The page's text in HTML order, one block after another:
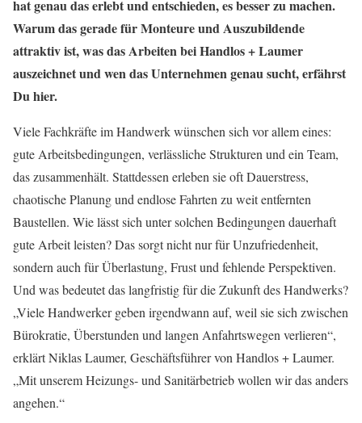
hat genau das erlebt und entschieden, es besser zu machen.
Warum das gerade für Monteure und Auszubildende
attraktiv ist, was das Arbeiten bei Handlos + Laumer
auszeichnet und wen das Unternehmen genau sucht, erfährst
Du hier.
Viele Fachkräfte im Handwerk wünschen sich vor allem eines:
gute Arbeitsbedingungen, verlässliche Strukturen und ein Team,
das zusammenhält. Stattdessen erleben sie oft Dauerstress,
chaotische Planung und endlose Fahrten zu weit entfernten
Baustellen. Wie lässt sich unter solchen Bedingungen dauerhaft
gute Arbeit leisten? Das sorgt nicht nur für Unzufriedenheit,
sondern auch für Überlastung, Frust und fehlende Perspektiven.
Und was bedeutet das langfristig für die Zukunft des Handwerks?
„Viele Handwerker geben irgendwann auf, weil sie sich zwischen
Bürokratie, Überstunden und langen Anfahrtswegen verlieren“,
erklärt Niklas Laumer, Geschäftsführer von Handlos + Laumer.
„Mit unserem Heizungs- und Sanitärbetrieb wollen wir das anders
angehen.“